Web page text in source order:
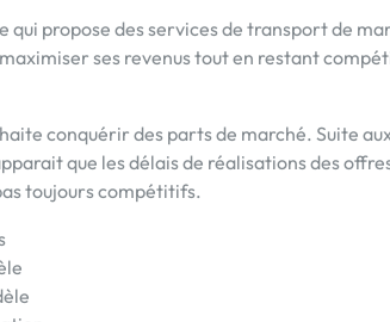
qui propose des services de transport de
ses revenus tout en restant
conquérir des parts de marché. Suite
que les délais de réalisations des
toujours compétitifs.